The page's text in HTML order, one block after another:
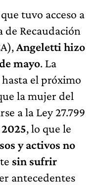
tuvo acceso a
de Recaudación
Angeletti hizo
mayo. La
el próximo
la mujer del
a la Ley 27.799
, lo que le
y activos no
sin sufrir
antecedentes